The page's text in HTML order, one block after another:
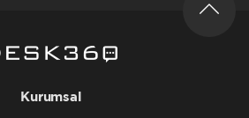
Kurumsal